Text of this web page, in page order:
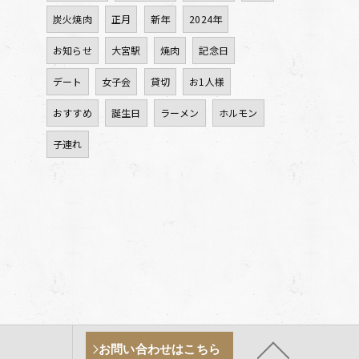
炭火焼肉 正月 新年 2024年
お知らせ 大宮駅 焼肉 記念日
デート 女子会 貸切 お1人様
おすすめ 誕生日 ラーメン ホルモン
子連れ
お問い合わせはこちら